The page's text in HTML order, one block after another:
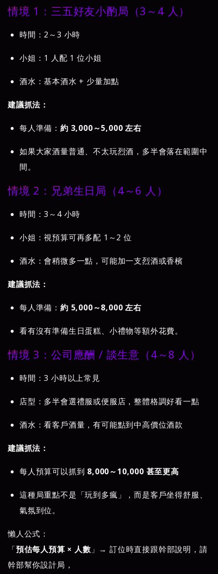
情境 1：三五好友小酌局（3～4 人）
時間：2～3 小時
小姐：1 人配 1 位小姐
酒水：基本酒水 + 少量加點
建議抓法：
每人準備： 約 3,000～5,000 左右
如果大家酒量普通、不太玩烈酒，多半會落在範圍中
間。
情境 2：兄弟生日局（4～6 人）
時間：3～4 小時
小姐：視預算可再多配 1～2 位
酒水：會稍微多一點，可能加一支烈酒或香檳
建議抓法：
每人準備： 約 5,000～8,000 左右
看有沒有準備生日蛋糕、小禮物等額外花費。
情境 3：公司應酬 / 談生意（4～8 人）
時間：3 小時以上常見
店型：多半會選禮服或便服店，整體格調好看一點
酒水：看客戶酒量，有可能點到中高價位酒款
建議抓法：
每人預算可以抓到 8,000～10,000 甚至更高
這種局重點不是「玩到多瘋」，而是客戶坐得舒服、
氣氛到位。
懶人公式：
「預估每人預算 × 人數 」→ 訂位時直接跟幹部說明，請
幹部幫你設計局，